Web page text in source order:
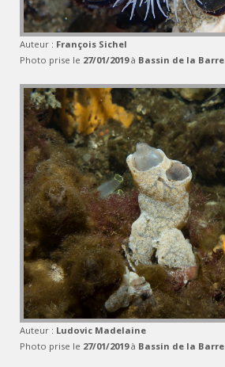
Auteur : François Sichel
Photo prise le 27/01/2019à Bassin de la Barre
Auteur : Ludovic Madelaine
Photo prise le 27/01/2019à Bassin de la Barre